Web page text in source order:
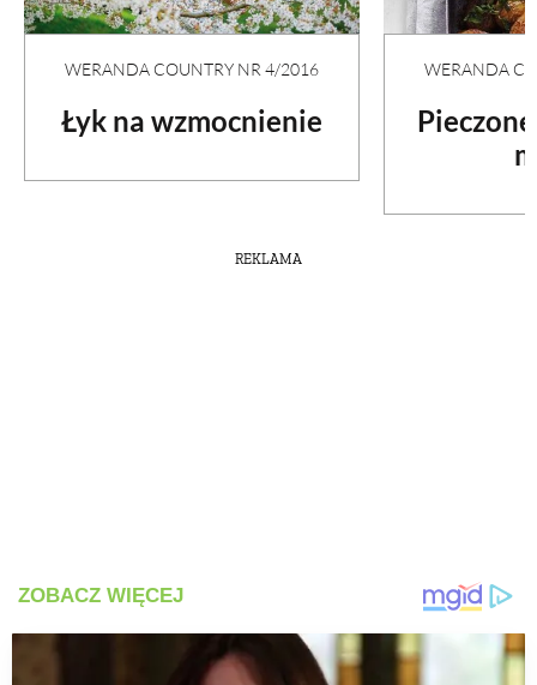
WERANDA COUNTRY NR 4/2016
Łyk na wzmocnienie
WERANDA
REKLAMA